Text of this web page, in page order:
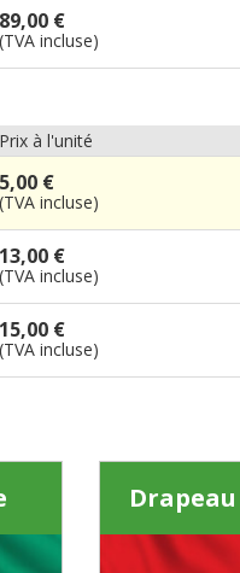
89,00 €
(TVA incluse)
Prix à l'unité
5,00 €
(TVA incluse)
13,00 €
(TVA incluse)
15,00 €
(TVA incluse)